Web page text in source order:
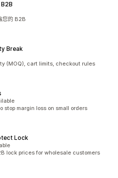
您的 B2B
Break
(MOQ), cart limits, checkout rules
stop margin loss on small orders
Lock
lock prices for wholesale customers